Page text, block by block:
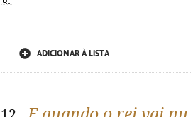
ADICIONAR À LISTA